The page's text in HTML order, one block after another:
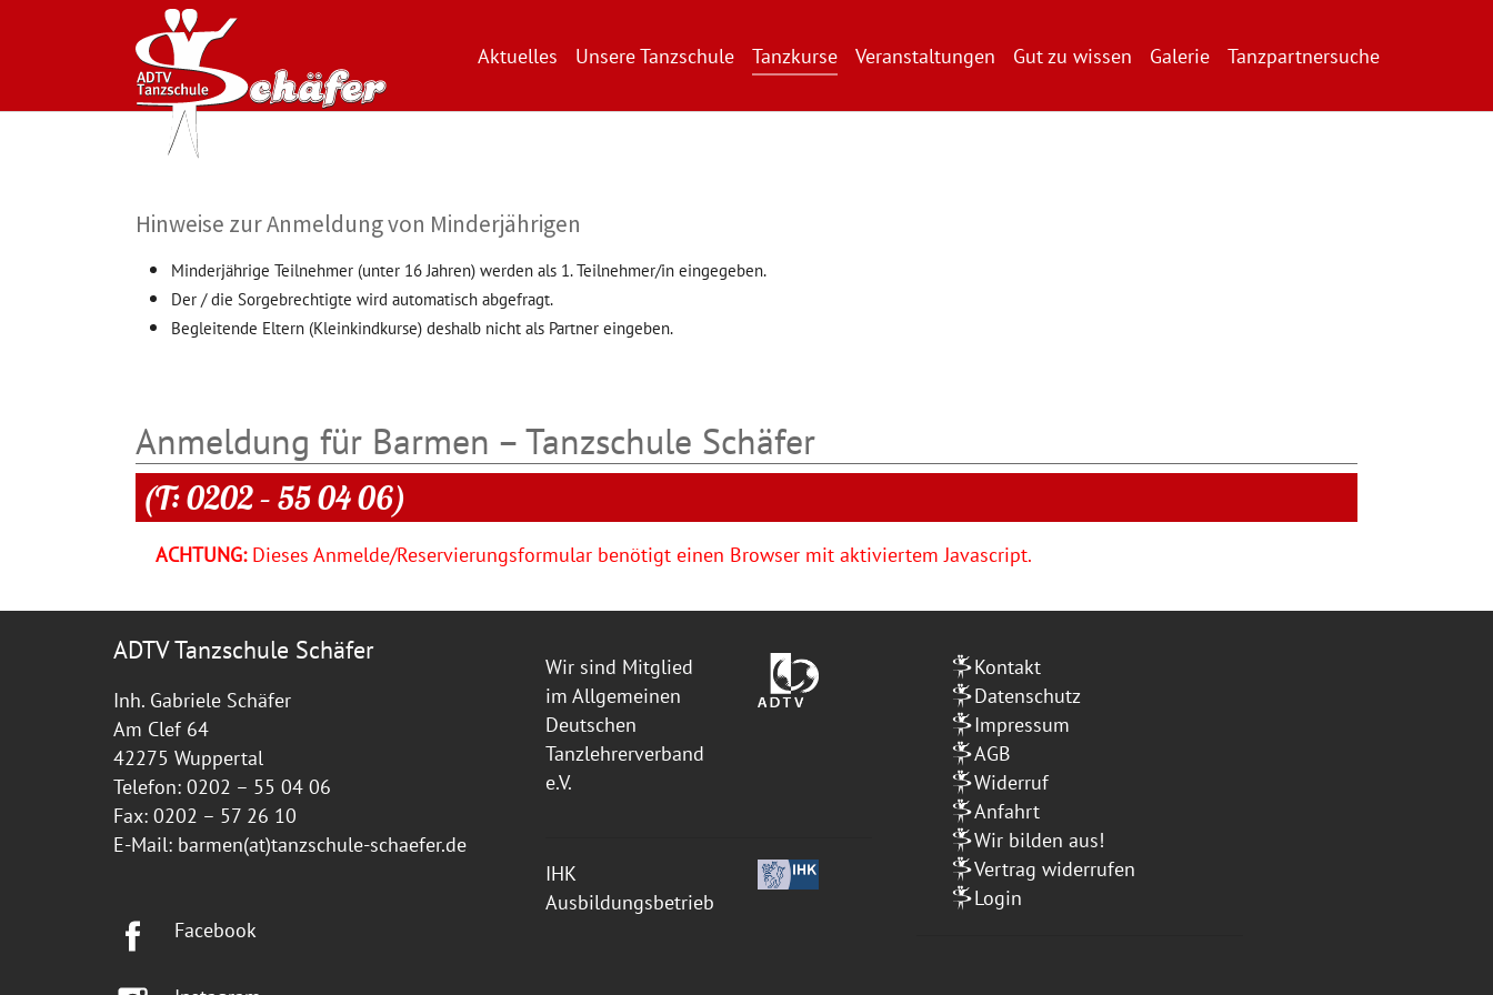
Zum Hauptinhalt springen
Aktuelles Unsere Tanzschule Tanzkurse Veranstaltungen Gut zu wissen Galerie Tanzpartnersuche
Hinweise zur Anmeldung von Minderjährigen
Minderjährige Teilnehmer (unter 16 Jahren) werden als 1. Teilnehmer/in eingegeben.
Der / die Sorgebrechtigte wird automatisch abgefragt.
Begleitende Eltern (Kleinkindkurse) deshalb nicht als Partner eingeben.
Anmeldung für Barmen – Tanzschule Schäfer
(T: 0202 – 55 04 06)
ACHTUNG:Dieses Anmelde/Reservierungsformular benötigt einen Browser mit aktiviertem Javascript.
ADTV Tanzschule Schäfer
Inh. Gabriele Schäfer
Am Clef 64
42275 Wuppertal
Telefon: 0202 – 55 04 06
Fax: 0202 – 57 26 10
E-Mail: barmen(at)tanzschule-schaefer.de
Facebook
Wir sind Mitglied
im Allgemeinen
Deutschen
Tanzlehrerverband
e.V.
IHK
Ausbildungsbetrieb
Kontakt
Datenschutz
Impressum
AGB
Widerruf
Anfahrt
Wir bilden aus!
Vertrag widerrufen
Login